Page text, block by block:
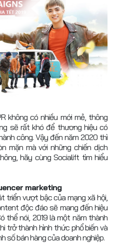
không có nhiều mới mẻ, thông
sẽ rất khó để thương hiệu có
công. Vậy đến năm 2020 thì
mặn mà với những chiến dịch
hãy cùng Socialift tìm hiểu
marketing
triển vượt bậc của mạng xã hội,
độc đáo sẽ mang đến hiệu
thể nói, 2019 là một năm thành
trở thành hình thức phổ biến và
số bán hàng của doanh nghiệp.